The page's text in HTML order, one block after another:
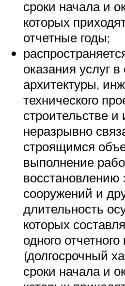
сроки начала и
которых
отчетные годы;
оказания услуг в
архитектуры,
технического
строительстве и
неразрывно
строящимся
выполнение
восстановлению
сооружений и
длительность
которых
одного отчетного
(долгосрочный
сроки начала и